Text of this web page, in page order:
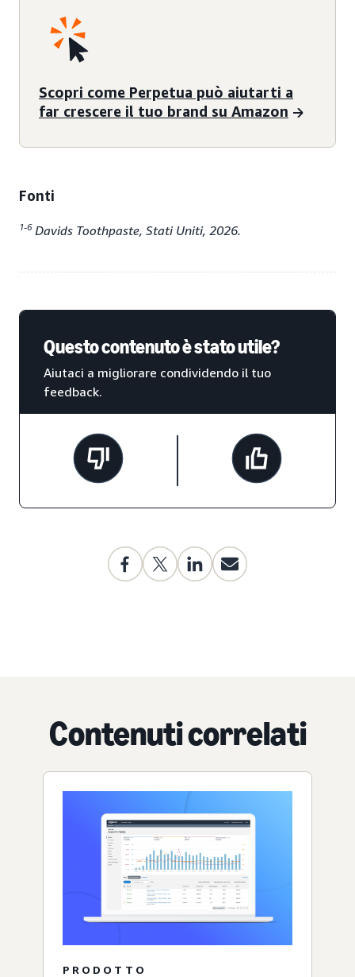
Scopri come Perpetua può aiutarti a
far crescere il tuo brand su Amazon
Fonti
1-6 Davids Toothpaste, Stati Uniti, 2026.
Questo contenuto è stato utile?
Aiutaci a migliorare condividendo il tuo
feedback.
Contenuti correlati
PRODOTTO